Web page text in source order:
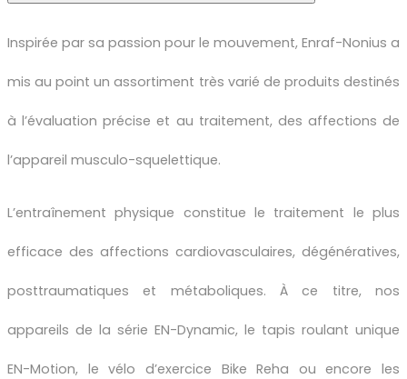
Inspirée par sa passion pour le mouvement, Enraf-Nonius a
mis au point un assortiment très varié de produits destinés
à l’évaluation précise et au traitement, des affections de
l’appareil musculo-squelettique.
L’entraînement physique constitue le traitement le plus
efficace des affections cardiovasculaires, dégénératives,
posttraumatiques et métaboliques. À ce titre, nos
appareils de la série EN-Dynamic, le tapis roulant unique
EN-Motion, le vélo d’exercice Bike Reha ou encore les